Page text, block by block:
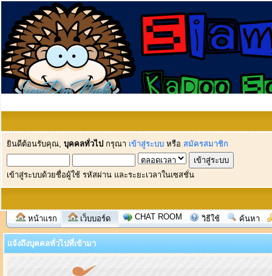
ยินดีต้อนรับคุณ, บุคคลทั่วไป กรุณา เข้าสู่ระบบ หรือ สมัครสมาชิก
เข้าสู่ระบบด้วยชื่อผู้ใช้ รหัสผ่าน และระยะเวลาในเซสชั่น
หน้าแรก เว็บบอร์ด CHAT ROOM วิธีใช้ ค้นหา
แจ้งถึงบุคคลทั่วไปที่เข้ามา